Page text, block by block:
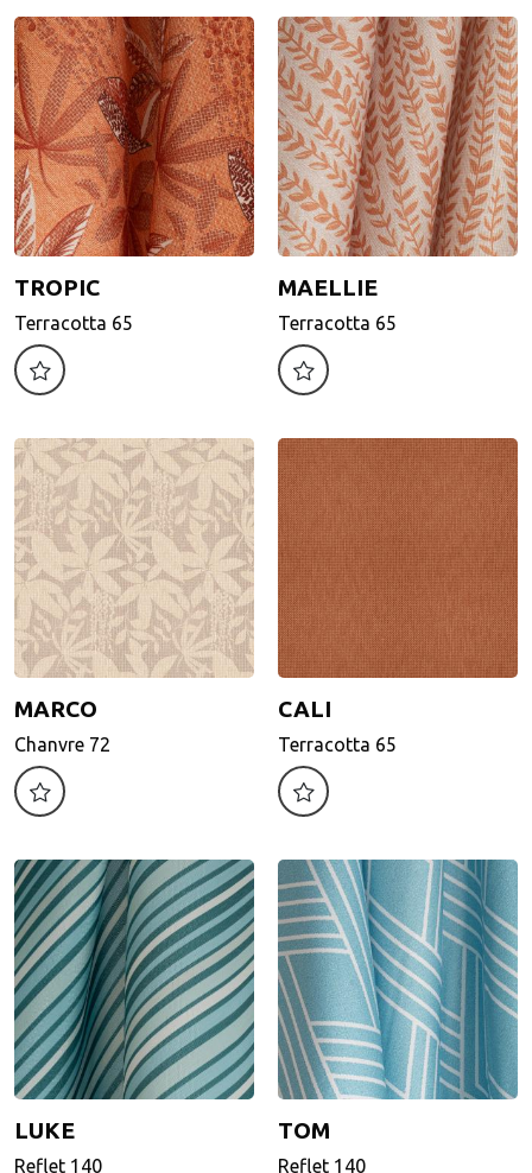
TROPIC
Terracotta 65
TROPIC
Terracotta 65
MAELLIE
Terracotta 65
MAELLIE
Terracotta 65
MARCO
Chanvre 72
MARCO
Chanvre 72
CALI
Terracotta 65
CALI
Terracotta 65
LUKE
Reflet 140
LUKE
Reflet 140
TOM
Reflet 140
TOM
Reflet 140